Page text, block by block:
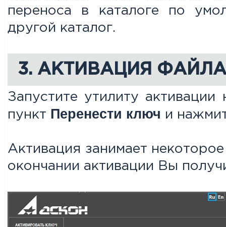
переноса в каталоге по
другой каталог.
3. АКТИВАЦИЯ
Запустите утилиту
пункт Перенести ключ и
Активация занимает
окончании активации Вы